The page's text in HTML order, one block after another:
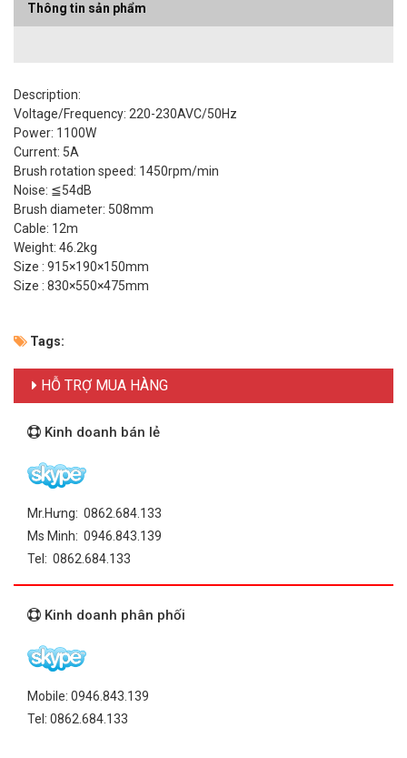
Thông tin sản phẩm
Description:
Voltage/Frequency: 220-230AVC/50Hz
Power: 1100W
Current: 5A
Brush rotation speed: 1450rpm/min
Noise: ≦54dB
Brush diameter: 508mm
Cable: 12m
Weight: 46.2kg
Size : 915×190×150mm
Size : 830×550×475mm
Tags:
HỖ TRỢ MUA HÀNG
Kinh doanh bán lẻ
Mr.Hưng: 0862.684.133
Ms Minh: 0946.843.139
Tel: 0862.684.133
Kinh doanh phân phối
Mobile: 0946.843.139
Tel: 0862.684.133